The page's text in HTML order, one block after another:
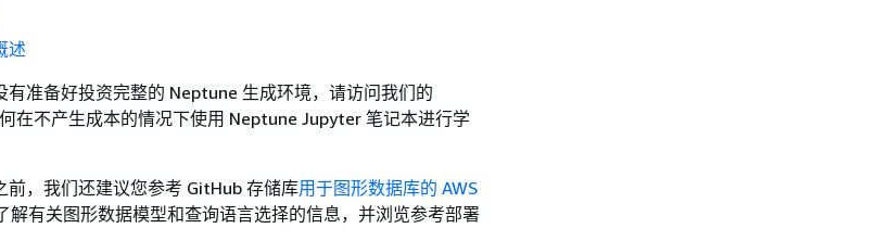
述
有准备好投资完整的 Neptune 生成环境，请访问我们的
在不产生成本的情况下使用 Neptune Jupyter 笔记本进行学
前，我们还建议您参考 GitHub 存储库用于图形数据库的 AWS
解有关图形数据模型和查询语言选择的信息，并浏览参考部署